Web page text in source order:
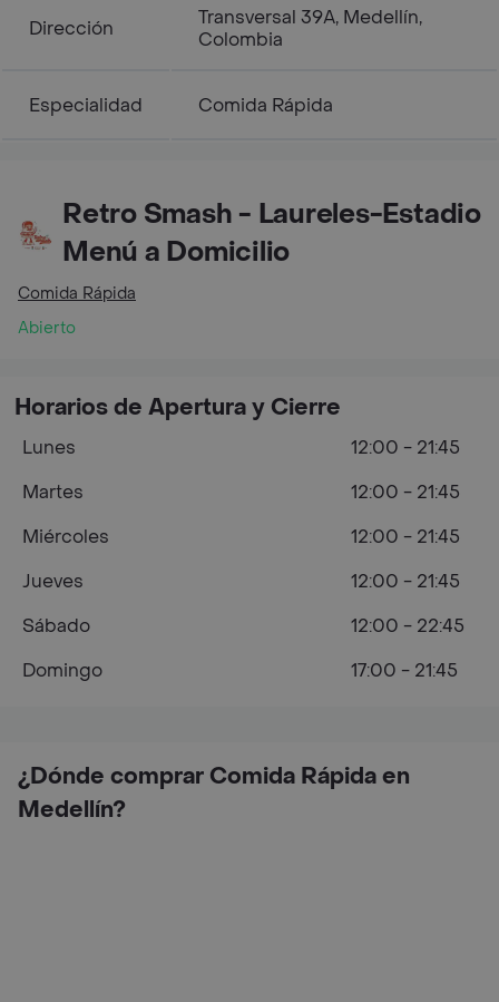
Dirección
Transversal 39A, Medellín,
Colombia
Especialidad Comida Rápida
Retro Smash - Laureles-Estadio
Menú a Domicilio
Comida Rápida
Abierto
¿Dónde comprar Comida Rápida en
Medellín?
Horarios de Apertura y Cierre
Lunes
12:00 - 21:45
Martes
12:00 - 21:45
Miércoles
12:00 - 21:45
Jueves
12:00 - 21:45
Sábado
12:00 - 22:45
Domingo
17:00 - 21:45